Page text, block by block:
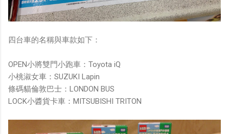
四台車的名稱與車款如下：
OPEN小將雙門小跑車：Toyota iQ
小桃淑女車：SUZUKI Lapin
條碼貓倫敦巴士：LONDON BUS
LOCK小醬貨卡車：MITSUBISHI TRITON